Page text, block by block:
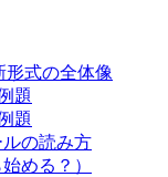
形式の全体像
題
題
の読み方
める？）